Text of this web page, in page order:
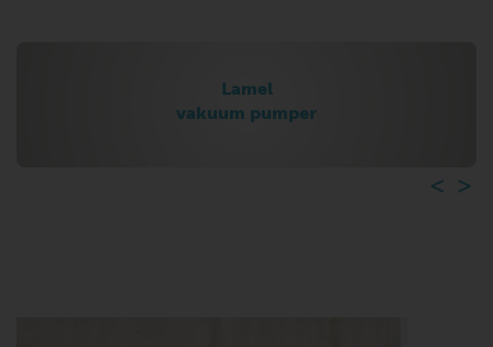
Lamel
vakuum pumper